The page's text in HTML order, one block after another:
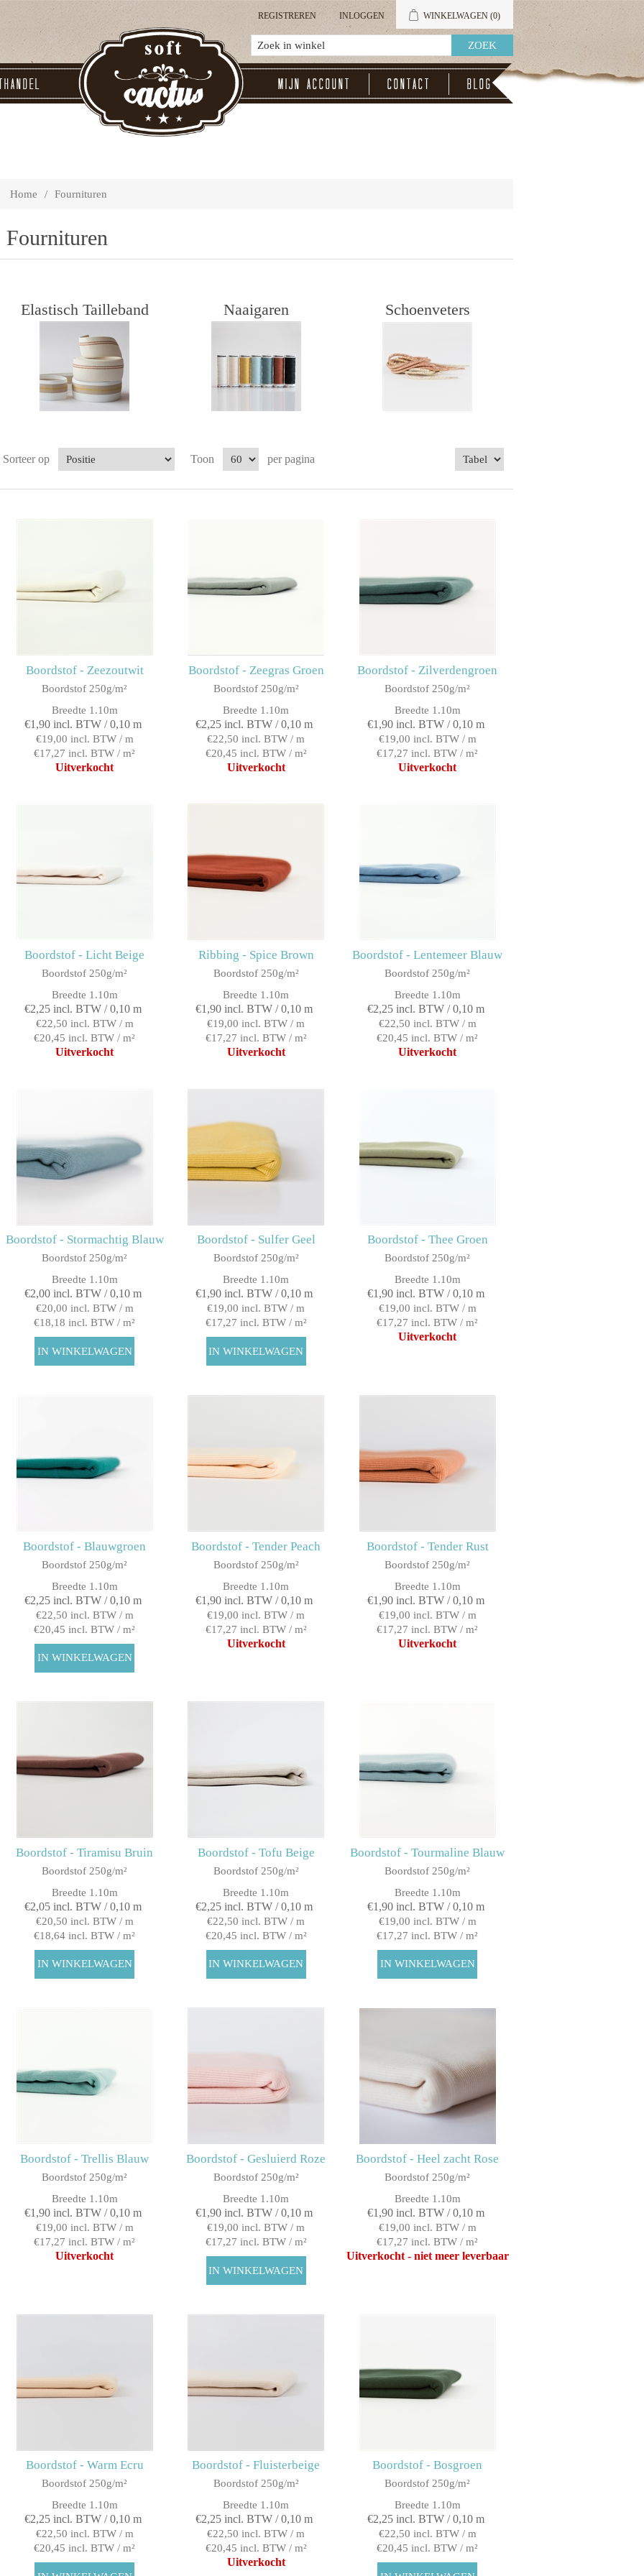
REGISTREREN INLOGGEN WINKELWAGEN (0)
Mijn account Contact Blog
Home / Fournituren
Fournituren
Elastisch Tailleband Naaigaren Schoenveters
Sorteer op Toon per pagina
Boordstof - Zeezoutwit
Boordstof 250g/m²
Breedte 1.10m
€1,90 incl. BTW / 0,10 m
€19,00 incl. BTW / m
€17,27 incl. BTW / m²
Uitverkocht
Boordstof - Zeegras Groen
Boordstof 250g/m²
Breedte 1.10m
€2,25 incl. BTW / 0,10 m
€22,50 incl. BTW / m
€20,45 incl. BTW / m²
Uitverkocht
Boordstof - Zilverdengroen
Boordstof 250g/m²
Breedte 1.10m
€1,90 incl. BTW / 0,10 m
€19,00 incl. BTW / m
€17,27 incl. BTW / m²
Uitverkocht
Boordstof - Licht Beige
Boordstof 250g/m²
Breedte 1.10m
€2,25 incl. BTW / 0,10 m
€22,50 incl. BTW / m
€20,45 incl. BTW / m²
Uitverkocht
Ribbing - Spice Brown
Boordstof 250g/m²
Breedte 1.10m
€1,90 incl. BTW / 0,10 m
€19,00 incl. BTW / m
€17,27 incl. BTW / m²
Uitverkocht
Boordstof - Lentemeer Blauw
Boordstof 250g/m²
Breedte 1.10m
€2,25 incl. BTW / 0,10 m
€22,50 incl. BTW / m
€20,45 incl. BTW / m²
Uitverkocht
Boordstof - Stormachtig Blauw
Boordstof 250g/m²
Breedte 1.10m
€2,00 incl. BTW / 0,10 m
€20,00 incl. BTW / m
€18,18 incl. BTW / m²
Boordstof - Sulfer Geel
Boordstof 250g/m²
Breedte 1.10m
€1,90 incl. BTW / 0,10 m
€19,00 incl. BTW / m
€17,27 incl. BTW / m²
Boordstof - Thee Groen
Boordstof 250g/m²
Breedte 1.10m
€1,90 incl. BTW / 0,10 m
€19,00 incl. BTW / m
€17,27 incl. BTW / m²
Uitverkocht
Boordstof - Blauwgroen
Boordstof 250g/m²
Breedte 1.10m
€2,25 incl. BTW / 0,10 m
€22,50 incl. BTW / m
€20,45 incl. BTW / m²
Boordstof - Tender Peach
Boordstof 250g/m²
Breedte 1.10m
€1,90 incl. BTW / 0,10 m
€19,00 incl. BTW / m
€17,27 incl. BTW / m²
Uitverkocht
Boordstof - Tender Rust
Boordstof 250g/m²
Breedte 1.10m
€1,90 incl. BTW / 0,10 m
€19,00 incl. BTW / m
€17,27 incl. BTW / m²
Uitverkocht
Boordstof - Tiramisu Bruin
Boordstof 250g/m²
Breedte 1.10m
€2,05 incl. BTW / 0,10 m
€20,50 incl. BTW / m
€18,64 incl. BTW / m²
Boordstof - Tofu Beige
Boordstof 250g/m²
Breedte 1.10m
€2,25 incl. BTW / 0,10 m
€22,50 incl. BTW / m
€20,45 incl. BTW / m²
Boordstof - Tourmaline Blauw
Boordstof 250g/m²
Breedte 1.10m
€1,90 incl. BTW / 0,10 m
€19,00 incl. BTW / m
€17,27 incl. BTW / m²
Boordstof - Trellis Blauw
Boordstof 250g/m²
Breedte 1.10m
€1,90 incl. BTW / 0,10 m
€19,00 incl. BTW / m
€17,27 incl. BTW / m²
Uitverkocht
Boordstof - Gesluierd Roze
Boordstof 250g/m²
Breedte 1.10m
€1,90 incl. BTW / 0,10 m
€19,00 incl. BTW / m
€17,27 incl. BTW / m²
Boordstof - Heel zacht Rose
Boordstof 250g/m²
Breedte 1.10m
€1,90 incl. BTW / 0,10 m
€19,00 incl. BTW / m
€17,27 incl. BTW / m²
Uitverkocht - niet meer leverbaar
Boordstof - Warm Ecru
Boordstof 250g/m²
Breedte 1.10m
€2,25 incl. BTW / 0,10 m
€22,50 incl. BTW / m
€20,45 incl. BTW / m²
Boordstof - Fluisterbeige
Boordstof 250g/m²
Breedte 1.10m
€2,25 incl. BTW / 0,10 m
€22,50 incl. BTW / m
€20,45 incl. BTW / m²
Uitverkocht
Boordstof - Bosgroen
Boordstof 250g/m²
Breedte 1.10m
€2,25 incl. BTW / 0,10 m
€22,50 incl. BTW / m
€20,45 incl. BTW / m²